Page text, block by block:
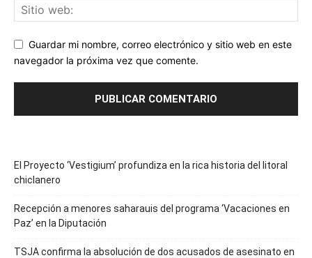
Guardar mi nombre, correo electrónico y sitio web en este
navegador la próxima vez que comente.
El Proyecto ‘Vestigium’ profundiza en la rica historia del litoral
chiclanero
Recepción a menores saharauis del programa ‘Vacaciones en
Paz’ en la Diputación
TSJA confirma la absolución de dos acusados de asesinato en